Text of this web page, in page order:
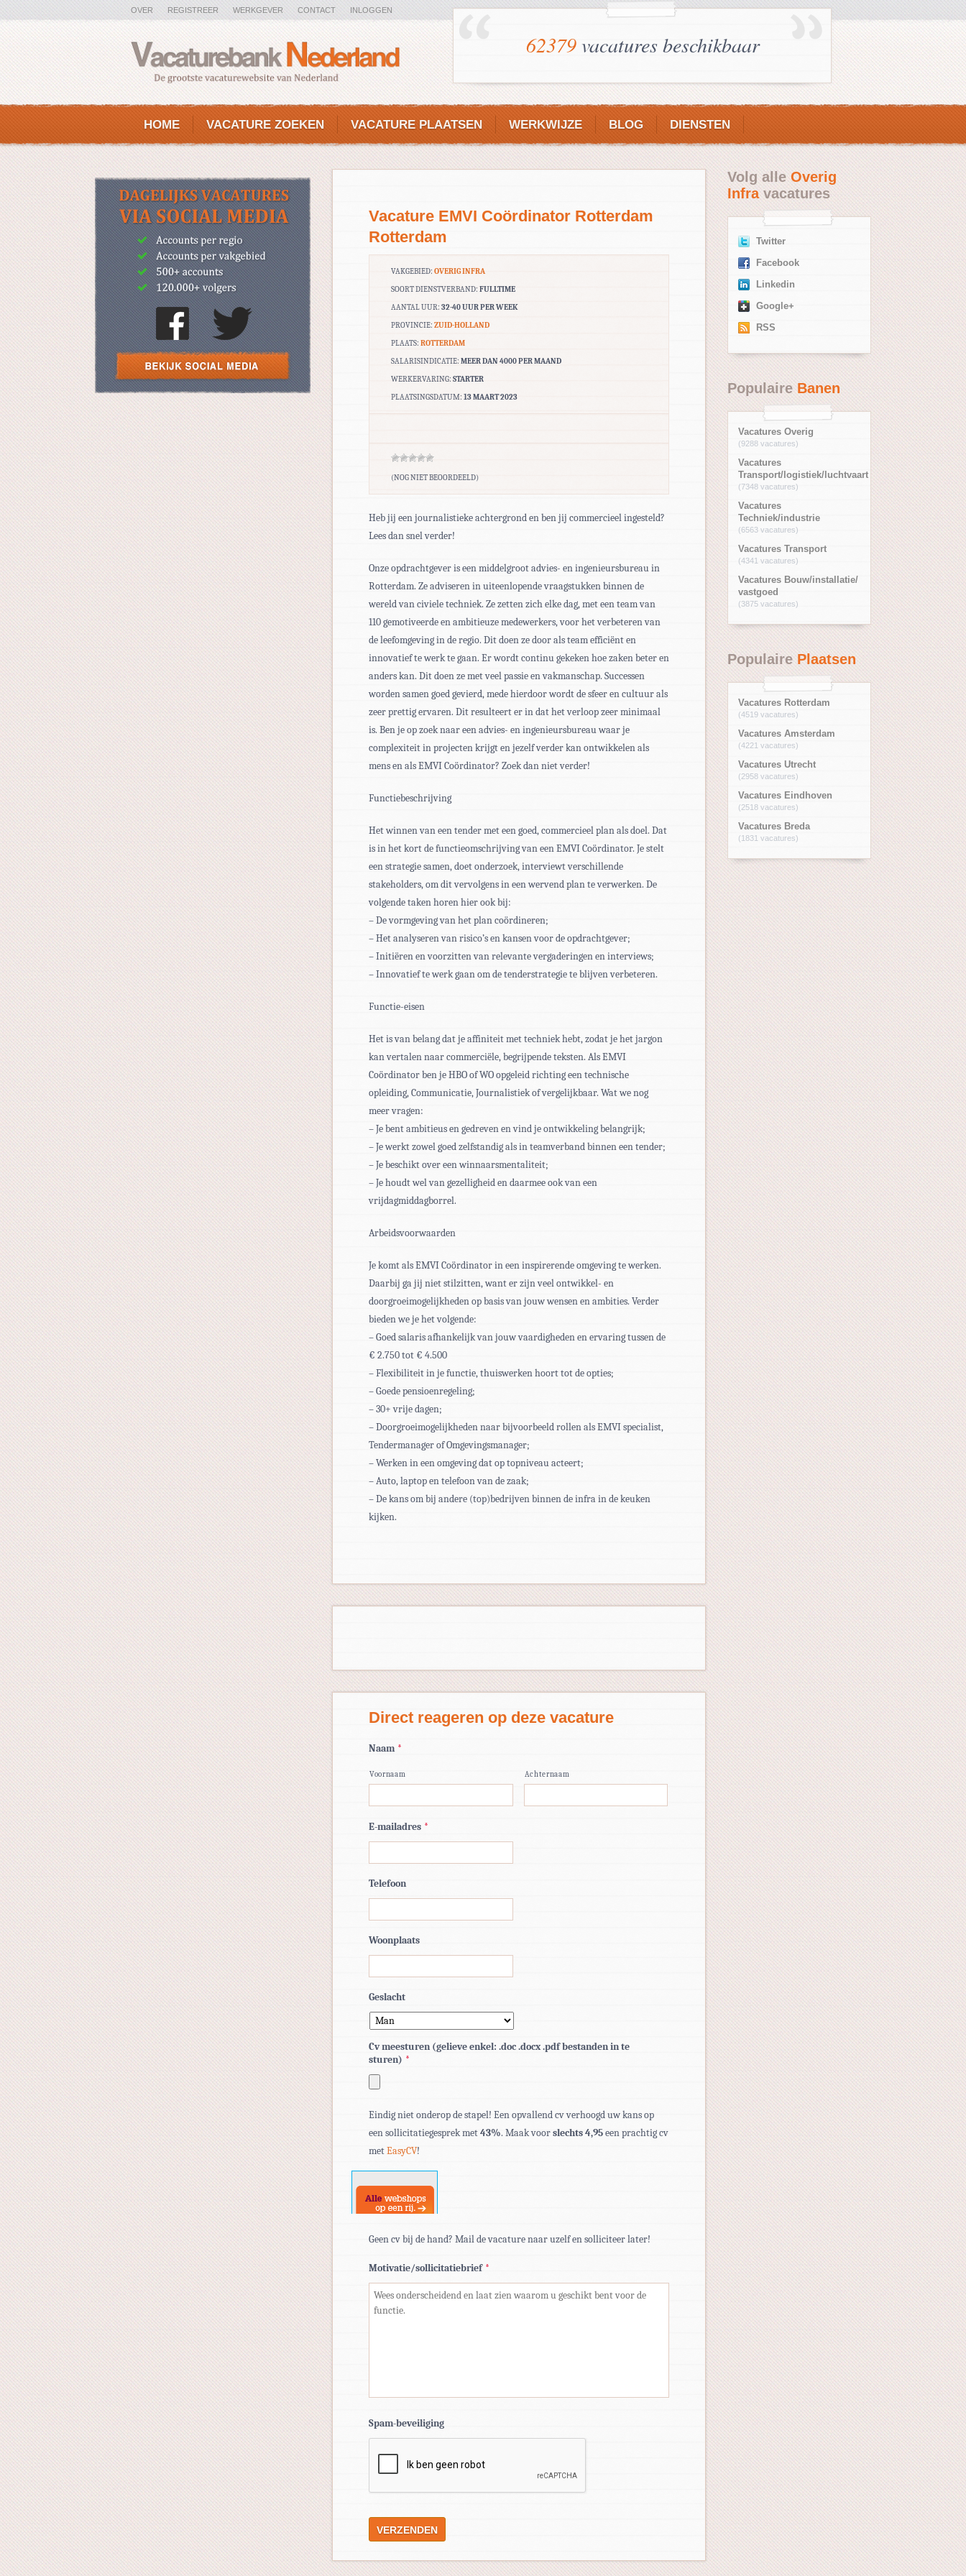
OVER REGISTREER WERKGEVER CONTACT INLOGGEN
62379vacatures beschikbaar
HOME VACATURE ZOEKEN VACATURE PLAATSEN WERKWIJZE BLOG DIENSTEN
Vacature EMVI Coördinator Rotterdam
Rotterdam
VAKGEBIED: OVERIG INFRA
SOORT DIENSTVERBAND: FULLTIME
AANTAL UUR: 32-40 UUR PER WEEK
PROVINCIE: ZUID-HOLLAND
PLAATS: ROTTERDAM
SALARISINDICATIE: MEER DAN 4000 PER MAAND
WERKERVARING: STARTER
PLAATSINGSDATUM: 13 MAART 2023
(NOG NIET BEOORDEELD)
Heb jij een journalistieke achtergrond en ben jij commercieel ingesteld?
Lees dan snel verder!
Onze opdrachtgever is een middelgroot advies- en ingenieursbureau in
Rotterdam. Ze adviseren in uiteenlopende vraagstukken binnen de
wereld van civiele techniek. Ze zetten zich elke dag, met een team van
110 gemotiveerde en ambitieuze medewerkers, voor het verbeteren van
de leefomgeving in de regio. Dit doen ze door als team efficiënt en
innovatief te werk te gaan. Er wordt continu gekeken hoe zaken beter en
anders kan. Dit doen ze met veel passie en vakmanschap. Successen
worden samen goed gevierd, mede hierdoor wordt de sfeer en cultuur als
zeer prettig ervaren. Dit resulteert er in dat het verloop zeer minimaal
is. Ben je op zoek naar een advies- en ingenieursbureau waar je
complexiteit in projecten krijgt en jezelf verder kan ontwikkelen als
mens en als EMVI Coördinator? Zoek dan niet verder!
Functiebeschrijving
Het winnen van een tender met een goed, commercieel plan als doel. Dat
is in het kort de functieomschrijving van een EMVI Coördinator. Je stelt
een strategie samen, doet onderzoek, interviewt verschillende
stakeholders, om dit vervolgens in een wervend plan te verwerken. De
volgende taken horen hier ook bij:
– De vormgeving van het plan coördineren;
– Het analyseren van risico’s en kansen voor de opdrachtgever;
– Initiëren en voorzitten van relevante vergaderingen en interviews;
– Innovatief te werk gaan om de tenderstrategie te blijven verbeteren.
Functie-eisen
Het is van belang dat je affiniteit met techniek hebt, zodat je het jargon
kan vertalen naar commerciële, begrijpende teksten. Als EMVI
Coördinator ben je HBO of WO opgeleid richting een technische
opleiding, Communicatie, Journalistiek of vergelijkbaar. Wat we nog
meer vragen:
– Je bent ambitieus en gedreven en vind je ontwikkeling belangrijk;
– Je werkt zowel goed zelfstandig als in teamverband binnen een tender;
– Je beschikt over een winnaarsmentaliteit;
– Je houdt wel van gezelligheid en daarmee ook van een
vrijdagmiddagborrel.
Arbeidsvoorwaarden
Je komt als EMVI Coördinator in een inspirerende omgeving te werken.
Daarbij ga jij niet stilzitten, want er zijn veel ontwikkel- en
doorgroeimogelijkheden op basis van jouw wensen en ambities. Verder
bieden we je het volgende:
– Goed salaris afhankelijk van jouw vaardigheden en ervaring tussen de
€ 2.750 tot € 4.500
– Flexibiliteit in je functie, thuiswerken hoort tot de opties;
– Goede pensioenregeling;
– 30+ vrije dagen;
– Doorgroeimogelijkheden naar bijvoorbeeld rollen als EMVI specialist,
Tendermanager of Omgevingsmanager;
– Werken in een omgeving dat op topniveau acteert;
– Auto, laptop en telefoon van de zaak;
– De kans om bij andere (top)bedrijven binnen de infra in de keuken
kijken.
Direct reageren op deze vacature
Naam *
Voornaam Achternaam
E-mailadres *
Telefoon
Woonplaats
Geslacht
Cv meesturen (gelieve enkel: .doc .docx .pdf bestanden in te
sturen) *
pdf,
doc,
Eindig niet onderop de stapel! Een opvallend cv verhoogd uw kans op
een sollicitatiegesprek met43%. Maak voorslechts 4,95een prachtig cv
metEasyCV!
Geen cv bij de hand? Mail de vacature naar uzelf en solliciteer later!
Motivatie/sollicitatiebrief *
Spam-beveiliging
Volg alleOverig
Infravacatures
Twitter
Facebook
Linkedin
Google+
RSS
PopulaireBanen
Vacatures Overig
(9288 vacatures)
Vacatures
Transport/logistiek/luchtvaart
(7348 vacatures)
Vacatures
Techniek/industrie
(6563 vacatures)
Vacatures Transport
(4341 vacatures)
Vacatures Bouw/installatie/
vastgoed
(3875 vacatures)
Populaire Plaatsen
Vacatures Rotterdam
(4519 vacatures)
Vacatures Amsterdam
(4221 vacatures)
Vacatures Utrecht
(2958 vacatures)
Vacatures Eindhoven
(2518 vacatures)
Vacatures Breda
(1831 vacatures)